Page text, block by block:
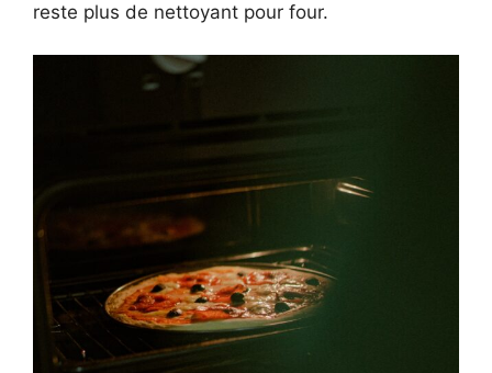
reste plus de nettoyant pour four.